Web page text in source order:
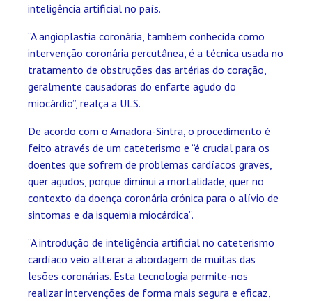
inteligência artificial no país.
“A angioplastia coronária, também conhecida como
intervenção coronária percutânea, é a técnica usada no
tratamento de obstruções das artérias do coração,
geralmente causadoras do enfarte agudo do
miocárdio”, realça a ULS.
De acordo com o Amadora-Sintra, o procedimento é
feito através de um cateterismo e “é crucial para os
doentes que sofrem de problemas cardíacos graves,
quer agudos, porque diminui a mortalidade, quer no
contexto da doença coronária crónica para o alívio de
sintomas e da isquemia miocárdica”.
“A introdução de inteligência artificial no cateterismo
cardíaco veio alterar a abordagem de muitas das
lesões coronárias. Esta tecnologia permite-nos
realizar intervenções de forma mais segura e eficaz,